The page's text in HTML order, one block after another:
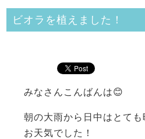
ビオラを植えました！
みなさんこんばんは😊
朝の大雨から日中はとて
お天気でした！